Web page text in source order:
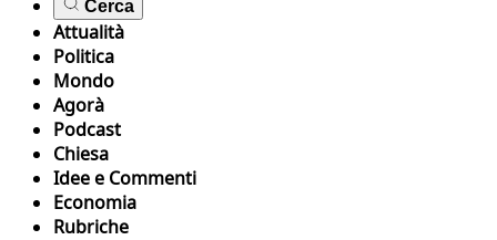
Cerca
Attualità
Politica
Mondo
Agorà
Podcast
Chiesa
Idee e Commenti
Economia
Rubriche